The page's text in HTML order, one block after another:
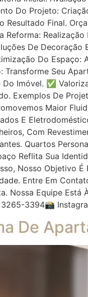
Do Projeto:
Resultado Final.
Reforma:
De
Do Espaço:
Seu
Imóvel. ✅
Exemplos De
Maior
E
Com
Quartos
Reflita Sua
Nosso Objetivo
Entre Em
Nossa Equipe Está
3394📸
De